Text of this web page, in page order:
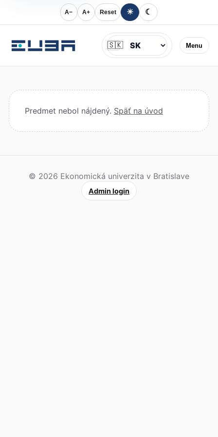
A− A+ Reset ☀ ☾
Menu
Jazyk
🇸🇰
Predmet nebol nájdený. Späť na úvod
© 2026 Ekonomická univerzita v Bratislave
Admin login